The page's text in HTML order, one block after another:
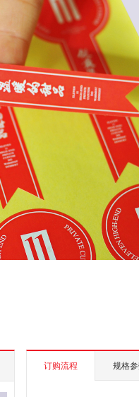
订购流程 规格